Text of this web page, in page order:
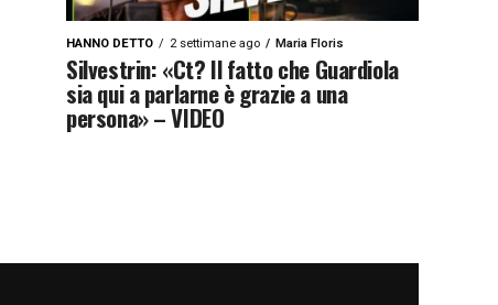
HANNO DETTO 2 settimane ago Maria Floris
Silvestrin: «Ct? Il fatto che Guardiola
sia qui a parlarne è grazie a una
persona» – VIDEO